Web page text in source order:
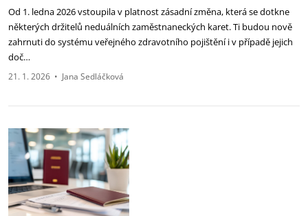
Od 1. ledna 2026 vstoupila v platnost zásadní změna, která se dotkne
některých držitelů neduálních zaměstnaneckých karet. Ti budou nově
zahrnuti do systému veřejného zdravotního pojištění i v případě jejich
doč…
21. 1. 2026 • Jana Sedláčková